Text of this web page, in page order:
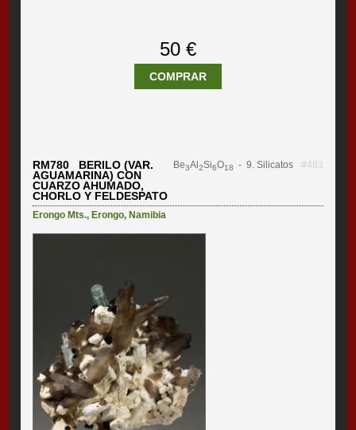
50 €
COMPRAR
RM780 BERILO (VAR.
AGUAMARINA) CON
CUARZO AHUMADO,
CHORLO Y FELDESPATO
Be3Al 2Si6O18 - 9. Silicatos #483
Erongo Mts., Erongo, Namibia